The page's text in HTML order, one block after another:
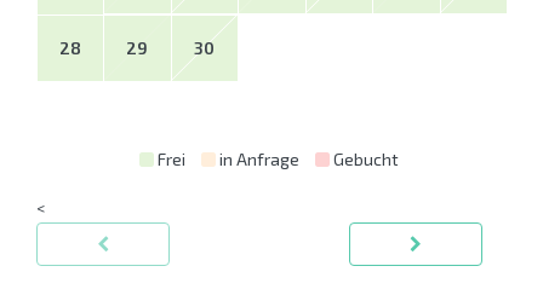
28 29 30
Frei in Anfrage Gebucht
<